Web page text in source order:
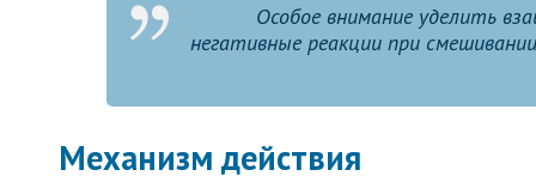
Особое внимание уделить
негативные реакции при
Механизм действия